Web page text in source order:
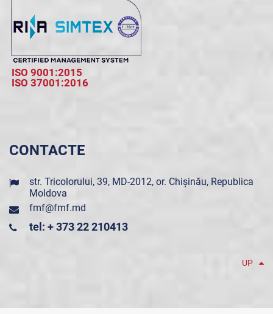
ISO 9001:2015
ISO 37001:2016
CONTACTE
str. Tricolorului, 39, MD-2012, or. Chișinău, Republica
Moldova
fmf@fmf.md
tel: + 373 22 210413
UP